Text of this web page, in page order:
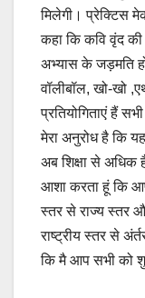
मिलेगी। प्रेक्टिस
कहा कि कवि वृंद
अभ्यास के जड़मति
वॉलीबॉल, खो-खो
प्रतियोगिताएं हैं
मेरा अनुरोध है कि
अब शिक्षा से अधिक
आशा करता हूं कि
स्तर से राज्य स्तर
राष्ट्रीय स्तर से
कि मै आप सभी को